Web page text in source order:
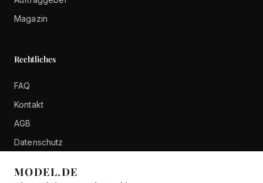
Magazin
Rechtliches
FAQ
Kontakt
AGB
Datenschutz
MODEL.DE